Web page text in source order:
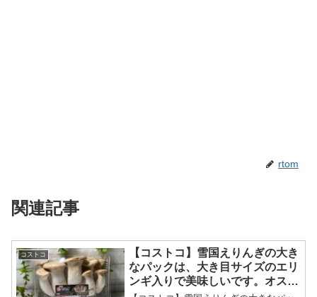
rtom
関連記事
コストコ
【コストコ】雪国えりんぎの大き
なパックは、大き目サイズのエリ
ンギ入りで美味しいです。オスス